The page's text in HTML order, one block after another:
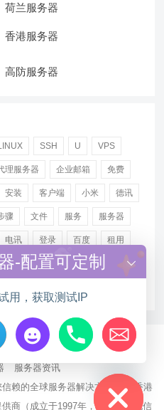
荷兰服务器
香港服务器
高防服务器
SSH U VPS
理服务器 企业邮箱 免费
安装 客户端 小米 德讯
骤 文件 服务 服务器
电讯 登录 百度 租用
证书 配置 阿里
站群多IP服务器
海外云服务器
服务器资讯
赖的全球服务器解决方案伙伴 香港
商（成立于1997年，持有NCC电信
Hide chaty
-配置可定制
用，获取测试IP